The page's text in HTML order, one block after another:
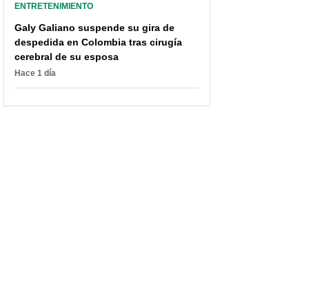
ENTRETENIMIENTO
Galy Galiano suspende su gira de
despedida en Colombia tras cirugía
cerebral de su esposa
Hace 1 día